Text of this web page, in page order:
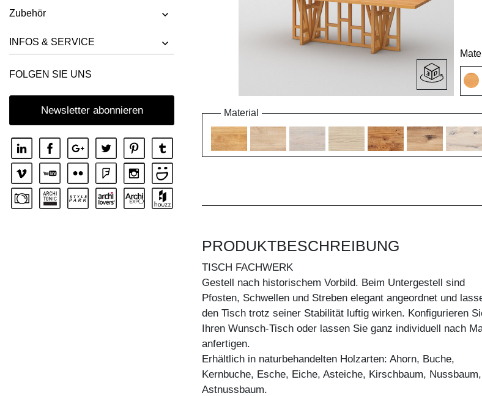
Zubehör
INFOS & SERVICE
FOLGEN SIE UNS
Newsletter abonnieren Material
PRODUKTBESCHREIBUNG
TISCH FACHWERK
Gestell nach historischem Vorbild. Beim Untergestell sind
Pfosten, Schwellen und Streben elegant angeordnet und
den Tisch trotz seiner Stabilität luftig wirken. Konfigurieren
Ihren Wunsch-Tisch oder lassen Sie ganz individuell nach
anfertigen.
Erhältlich in naturbehandelten Holzarten: Ahorn, Buche,
Kernbuche, Esche, Eiche, Asteiche, Kirschbaum, Nussbaum,
Astnussbaum.